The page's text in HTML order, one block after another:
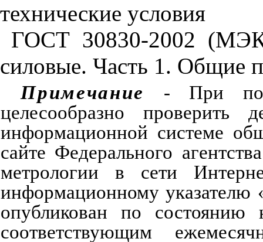
технические условия
ГОСТ 30830-2002 (МЭК
силовые. Часть 1. Общие
Примечание - При
целесообразно
проверить
информационной системе
сайте Федерального агентства
метрологии
в сети
информационному указателю
опубликован
по состоянию
соответствующим